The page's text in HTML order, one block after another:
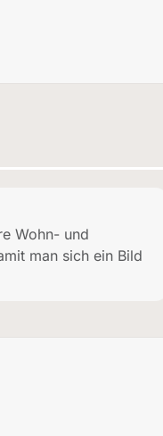
Wohn- und
man sich ein Bild